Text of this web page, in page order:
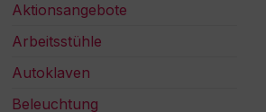
Aktionsangebote
Arbeitsstühle
Autoklaven
Beleuchtung